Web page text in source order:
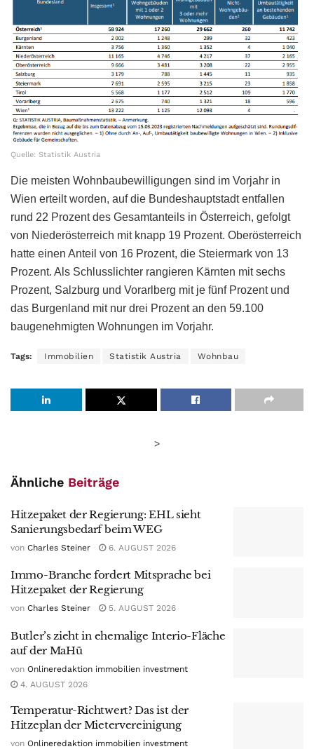
Quelle: Statistik Austria
Die meisten Wohnbaubewilligungen sind im Vorjahr in
Wien erteilt worden, auf die Bundeshauptstadt entfallen
rund 22 Prozent des Gesamtanteils in Österreich, gefolgt
von Niederösterreich mit knapp 19 Prozent. Oberösterreich
hatte einen Anteil von 16 Prozent, die Steiermark von 13
Prozent. Als Schlusslichter rangieren Kärnten mit sechs
Prozent, Salzburg und Vorarlberg mit je fünf Prozent und
das Burgenland mit nur drei Prozent an den 59.100
baugenehmigten Wohnungen im Vorjahr.
Tags: Immobilien Statistik Austria Wohnbau
>
Ähnliche Beiträge
Hitzepaket der Regierung: EHL sieht
Sanierungsbedarf beim WEG
von Charles Steiner 6. AUGUST 2026
Immo-Branche fordert Mitsprache bei
Hitzepaket der Regierung
von Charles Steiner 5. AUGUST 2026
Butler’s zieht in ehemalige Interio-Fläche
auf der MaHü
von Onlineredaktion immobilien investment
4. AUGUST 2026
Temperatur-Richtwert? Das ist der
Hitzeplan der Mietervereinigung
von Onlineredaktion immobilien investment